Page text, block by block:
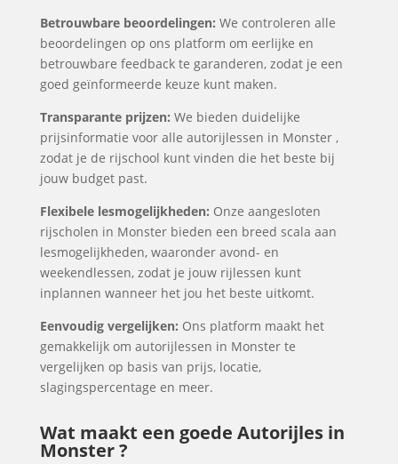
Betrouwbare beoordelingen: We controleren alle
beoordelingen op ons platform om eerlijke en
betrouwbare feedback te garanderen, zodat je een
goed geïnformeerde keuze kunt maken.
Transparante prijzen: We bieden duidelijke
prijsinformatie voor alle autorijlessen in Monster ,
zodat je de rijschool kunt vinden die het beste bij
jouw budget past.
Flexibele lesmogelijkheden: Onze aangesloten
rijscholen in Monster bieden een breed scala aan
lesmogelijkheden, waaronder avond- en
weekendlessen, zodat je jouw rijlessen kunt
inplannen wanneer het jou het beste uitkomt.
Eenvoudig vergelijken: Ons platform maakt het
gemakkelijk om autorijlessen in Monster te
vergelijken op basis van prijs, locatie,
slagingspercentage en meer.
Wat maakt een goede Autorijles in
Monster ?